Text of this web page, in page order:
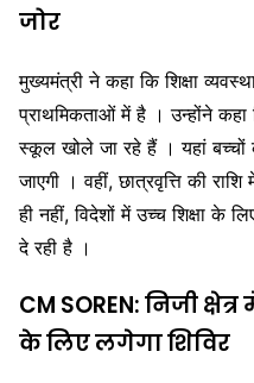
जोर
मुख्यमंत्री ने कहा कि शिक्षा
प्राथमिकताओं में है । उन्होंने कहा
स्कूल खोले जा रहे हैं । यहां बच्चों
जाएगी । वहीं, छात्रवृत्ति की
ही नहीं, विदेशों में उच्च शिक्षा के
दे रही है ।
CM SOREN: निजी
के लिए लगेगा शिविर